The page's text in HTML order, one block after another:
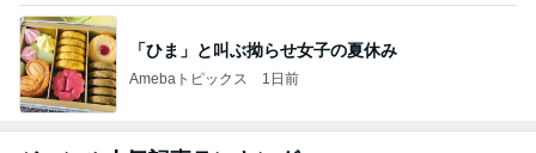
「ひま」と叫ぶ拗らせ女子の夏休み
Amebaトピックス 1日前